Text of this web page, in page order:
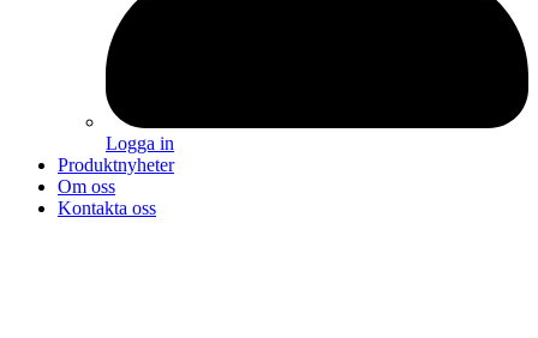
Logga in
Produktnyheter
Om oss
Kontakta oss